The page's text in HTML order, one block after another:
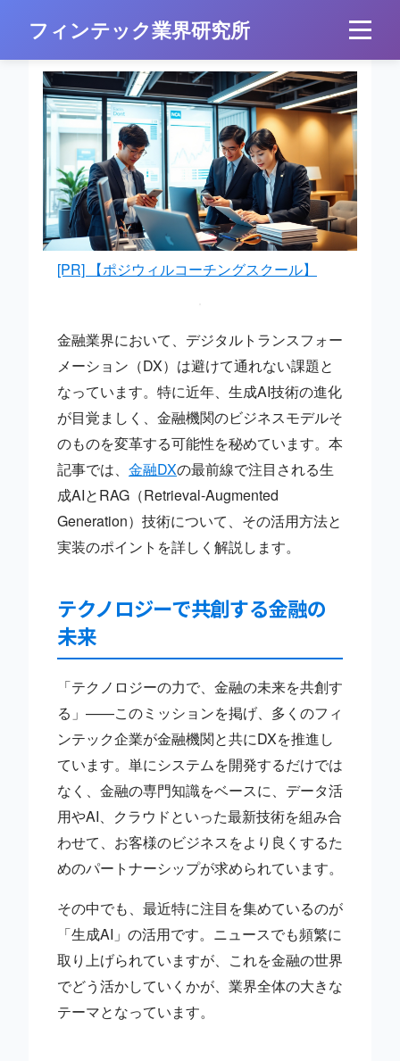
フィンテック業界研究所
[PR] 【ポジウィルコーチングスクール】
金融業界において、デジタルトランスフォー
メーション（DX）は避けて通れない課題と
なっています。特に近年、生成AI技術の進化
が目覚ましく、金融機関のビジネスモデルそ
のものを変革する可能性を秘めています。本
記事では、 金融DXの最前線で注目される生
成AIとRAG（Retrieval-Augmented
Generation）技術について、その活用方法と
実装のポイントを詳しく解説します。
テクノロジーで共創する金融の
未来
「テクノロジーの力で、金融の未来を共創す
る」——このミッションを掲げ、多くのフィ
ンテック企業が金融機関と共にDXを推進し
ています。単にシステムを開発するだけでは
なく、金融の専門知識をベースに、データ活
用やAI、クラウドといった最新技術を組み合
わせて、お客様のビジネスをより良くするた
めのパートナーシップが求められています。
その中でも、最近特に注目を集めているのが
「生成AI」の活用です。ニュースでも頻繁に
取り上げられていますが、これを金融の世界
でどう活かしていくかが、業界全体の大きな
テーマとなっています。